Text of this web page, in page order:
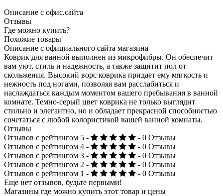
Описание с офис.сайта
Отзывы
Где можно купить?
Похожие товары
Описание с официального сайта магазина
Коврик для ванной выполнен из микрофибры. Он обеспечит
вам уют, стиль и надежность, а также защитит пол от
скольжения. Высокий ворс коврика придает ему мягкость и
нежность под ногами, позволяя вам расслабиться и
наслаждаться каждым моментом вашего пребывания в ванной
комнате. Темно-серый цвет коврика не только выглядит
стильно и элегантно, но и обладает прекрасной способностью
сочетаться с любой колористикой вашей ванной комнаты.
Отзывы
Отзывов с рейтингом 5 -
- 0 Отзывы
Отзывов с рейтингом 4 -
- 0 Отзывы
Отзывов с рейтингом 3 -
- 0 Отзывы
Отзывов с рейтингом 2 -
- 0 Отзывы
Отзывов с рейтингом 1 -
- 0 Отзывы
Еще нет отзывов, будьте первыми!
Магазины где можно купить этот товар и цены